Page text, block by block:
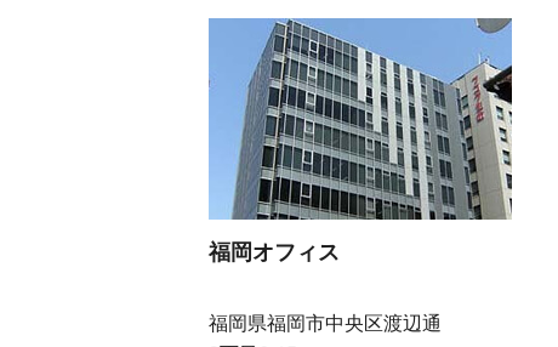
福岡オフィス
福岡県福岡市中央区渡辺通